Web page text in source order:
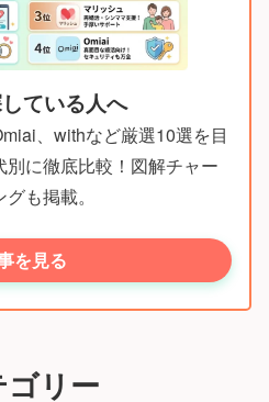
ている人へ
、withなど厳選10選を目
に徹底比較！図解チャー
も掲載。
を見る
ゴリー